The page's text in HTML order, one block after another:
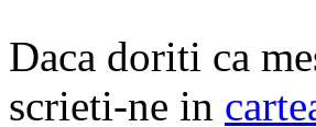
Daca doriti ca
scrieti-ne in